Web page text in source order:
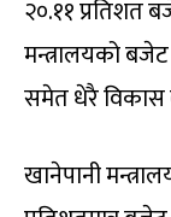
२०.११ प्रतिशत
मन्त्रालयको बजेट
समेत धेरै विकास
खानेपानी